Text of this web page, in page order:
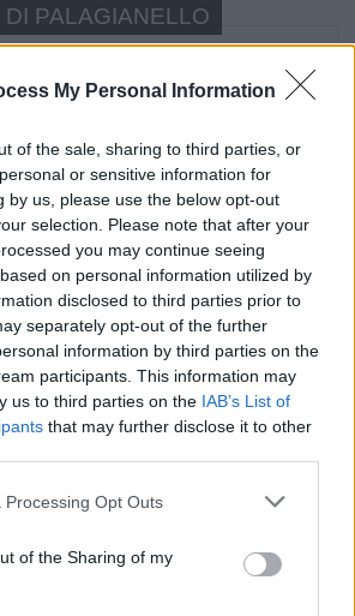
My Personal Information
of the sale, sharing to third parties, or
or sensitive information for
by us, please use the below opt-out
selection. Please note that after your
you may continue seeing
on personal information utilized by
disclosed to third parties prior to
separately opt-out of the further
information by third parties on the
participants. This information may
us to third parties on the IAB’s List of
that may further disclose it to other
Processing Opt Outs
Postale
Medica
Locale
illuminazione
PALAGIANELLO